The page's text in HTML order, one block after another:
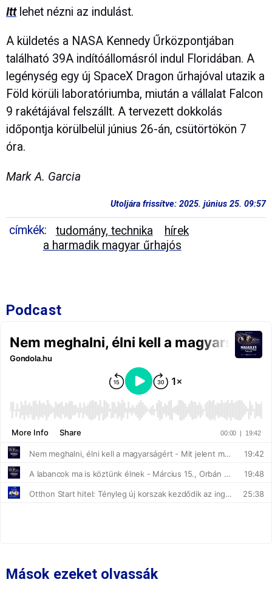
Ittlehet nézni az indulást.
A küldetés a NASA Kennedy Űrközpontjában
található 39A indítóállomásról indul Floridában. A
legénység egy új SpaceX Dragon űrhajóval utazik a
Föld körüli laboratóriumba, miután a vállalat Falcon
9 rakétájával felszállt. A tervezett dokkolás
időpontja körülbelül június 26-án, csütörtökön 7
óra.
Mark A. Garcia
Utoljára frissítve: 2025. június 25. 09:57
címkék: tudomány, technika
hírek
a harmadik magyar űrhajós
Podcast
Mások ezeket olvassák